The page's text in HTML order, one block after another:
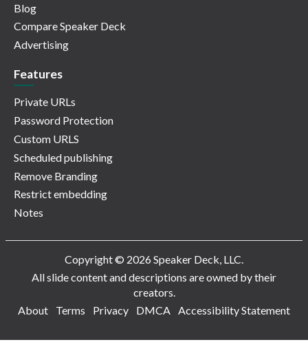
Blog
Compare Speaker Deck
Advertising
Features
Private URLs
Password Protection
Custom URLS
Scheduled publishing
Remove Branding
Restrict embedding
Notes
Copyright © 2026 Speaker Deck, LLC.
All slide content and descriptions are owned by their
creators.
About
Terms Privacy DMCA Accessibility Statement